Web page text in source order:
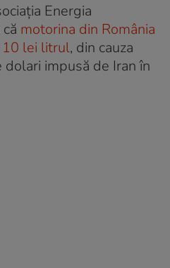
Energia
motorina din România
10 lei litrul, din cauza
impusă de Iran în